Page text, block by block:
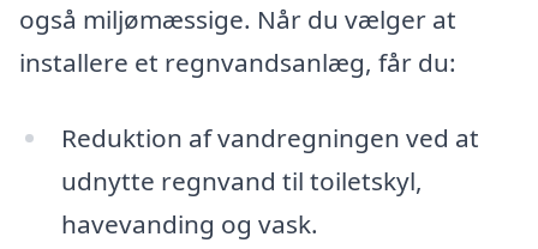
også miljømæssige. Når du vælger at
installere et regnvandsanlæg, får du:
Reduktion af vandregningen ved at
udnytte regnvand til toiletskyl,
havevanding og vask.